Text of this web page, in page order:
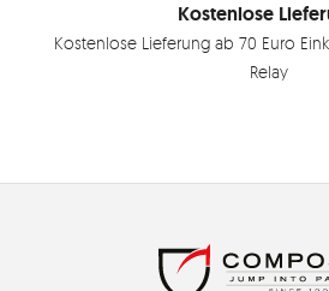
Kostenlose
Kostenlose Lieferung ab 70 Euro
Relay